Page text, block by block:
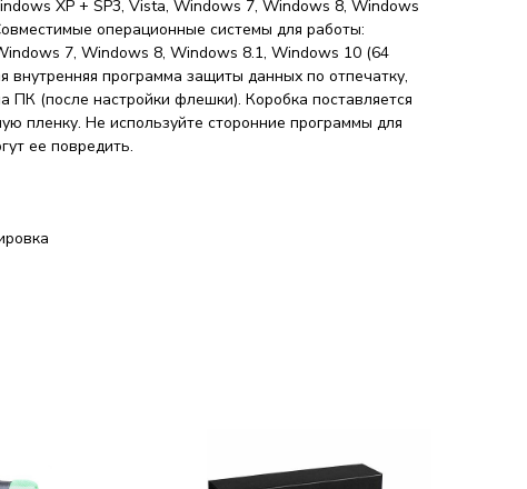
XP + SP3, Vista, Windows 7, Windows 8, Windows
операционные системы для работы:
7, Windows 8, Windows 8.1, Windows 10 (64
внутренняя программа защиты данных по отпечатку,
ПК (после настройки флешки). Коробка поставляется
пленку. Не используйте сторонние программы для
ее повредить.